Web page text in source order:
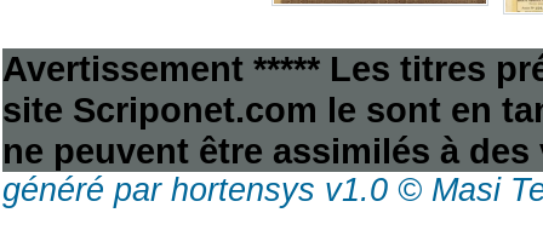
Avertissement ***** Les titres
site Scriponet.com le sont en
ne peuvent être assimilés à
généré par hortensys v1.0 © Masi